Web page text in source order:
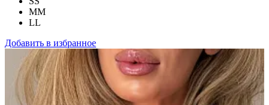
MM
LL
Добавить в избранное